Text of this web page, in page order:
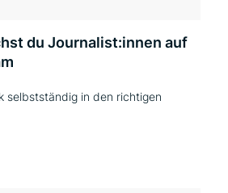
du Journalist:innen auf
selbstständig in den richtigen